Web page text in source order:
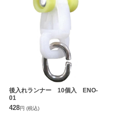
後入れランナー 10個入 ENO-
01
428円 (税込)